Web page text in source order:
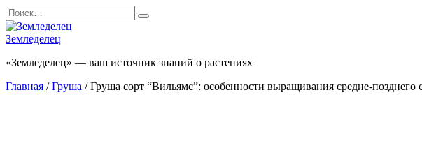
Перейти
к
содержанию
Search
for:
Земледелец
«Земледелец» — ваш источник знаний о растениях
Главная /Груша / Груша сорт “Вильямс”: особенности выращивания средне-позднего